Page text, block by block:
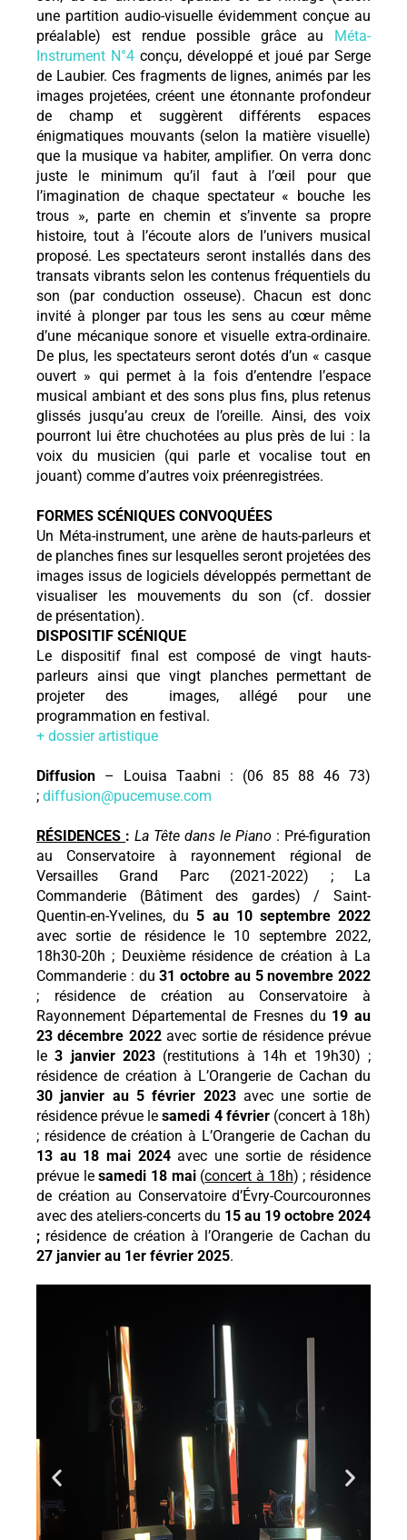
une partition audio-visuelle évidemment conçue au
préalable) est rendue possible grâce au Méta-
Instrument N°4 conçu, développé et joué par Serge
de Laubier. Ces fragments de lignes, animés par les
images projetées, créent une étonnante profondeur
de champ et suggèrent différents espaces
énigmatiques mouvants (selon la matière visuelle)
que la musique va habiter, amplifier. On verra donc
juste le minimum qu’il faut à l’œil pour que
l’imagination de chaque spectateur « bouche les
trous », parte en chemin et s’invente sa propre
histoire, tout à l’écoute alors de l’univers musical
proposé. Les spectateurs seront installés dans des
transats vibrants selon les contenus fréquentiels du
son (par conduction osseuse). Chacun est donc
invité à plonger par tous les sens au cœur même
d’une mécanique sonore et visuelle extra-ordinaire.
De plus, les spectateurs seront dotés d’un « casque
ouvert » qui permet à la fois d’entendre l’espace
musical ambiant et des sons plus fins, plus retenus
glissés jusqu’au creux de l’oreille. Ainsi, des voix
pourront lui être chuchotées au plus près de lui : la
voix du musicien (qui parle et vocalise tout en
jouant) comme d’autres voix préenregistrées.
FORMES SCÉNIQUES CONVOQUÉES
Un Méta-instrument, une arène de hauts-parleurs et
de planches fines sur lesquelles seront projetées des
images issus de logiciels développés permettant de
visualiser les mouvements du son (cf. dossier
de présentation).
DISPOSITIF SCÉNIQUE
Le dispositif final est composé de vingt hauts-
parleurs ainsi que vingt planches permettant de
projeter des images, allégé pour une
programmation en festival.
+ dossier artistique
Diffusion – Louisa Taabni : (06 85 88 46 73)
; diffusion@pucemuse.com
RÉSIDENCES : La Tête dans le Piano : Pré-figuration
au Conservatoire à rayonnement régional de
Versailles Grand Parc (2021-2022) ; La
Commanderie (Bâtiment des gardes) / Saint-
Quentin-en-Yvelines, du5 au 10 septembre 2022
avec sortie de résidence le 10 septembre 2022,
18h30-20h ; Deuxième résidence de création à La
Commanderie : du 31 octobre au 5 novembre 2022
; résidence de création au Conservatoire à
Rayonnement Départemental de Fresnes du 19 au
23 décembre 2022avec sortie de résidence prévue
le3 janvier 2023 (restitutions à 14h et 19h30) ;
résidence de création à L’Orangerie de Cachan du
30 janvier au 5 février 2023avec une sortie de
résidence prévue lesamedi 4 février(concert à 18h)
; résidence de création à L’Orangerie de Cachan du
13 au 18 mai 2024avec une sortie de résidence
prévue lesamedi 18 mai(concert à 18h) ; résidence
de création au Conservatoire d’Évry-Courcouronnes
avec des ateliers-concerts du 15 au 19 octobre 2024
; résidence de création à l’Orangerie de Cachan du
27 janvier au 1er février 2025.